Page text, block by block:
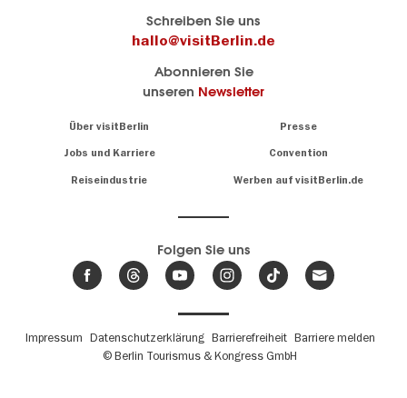
Schreiben Sie uns
hallo@visitBerlin.de
Abonnieren Sie
unseren Newsletter
Über visitBerlin Presse
Jobs und Karriere Convention
Reiseindustrie Werben auf visitBerlin.de
sind
für Sie da.
Tickets
Wir haben den
Insidertipps
Trends
Folgen Sie uns
Fußbereichsmenü
Impressum Datenschutzerklärung Barrierefreiheit Barriere melden
© Berlin Tourismus & Kongress GmbH